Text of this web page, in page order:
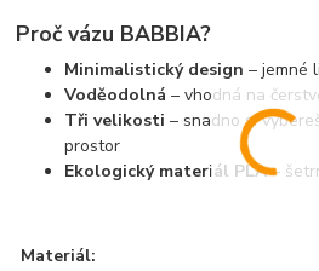
Proč vázu BABBIA?
Minimalistický design – jemné
Voděodolná – vhodná na
Tři velikosti – snadno si
prostor
Ekologický materiál PLA–
Materiál: